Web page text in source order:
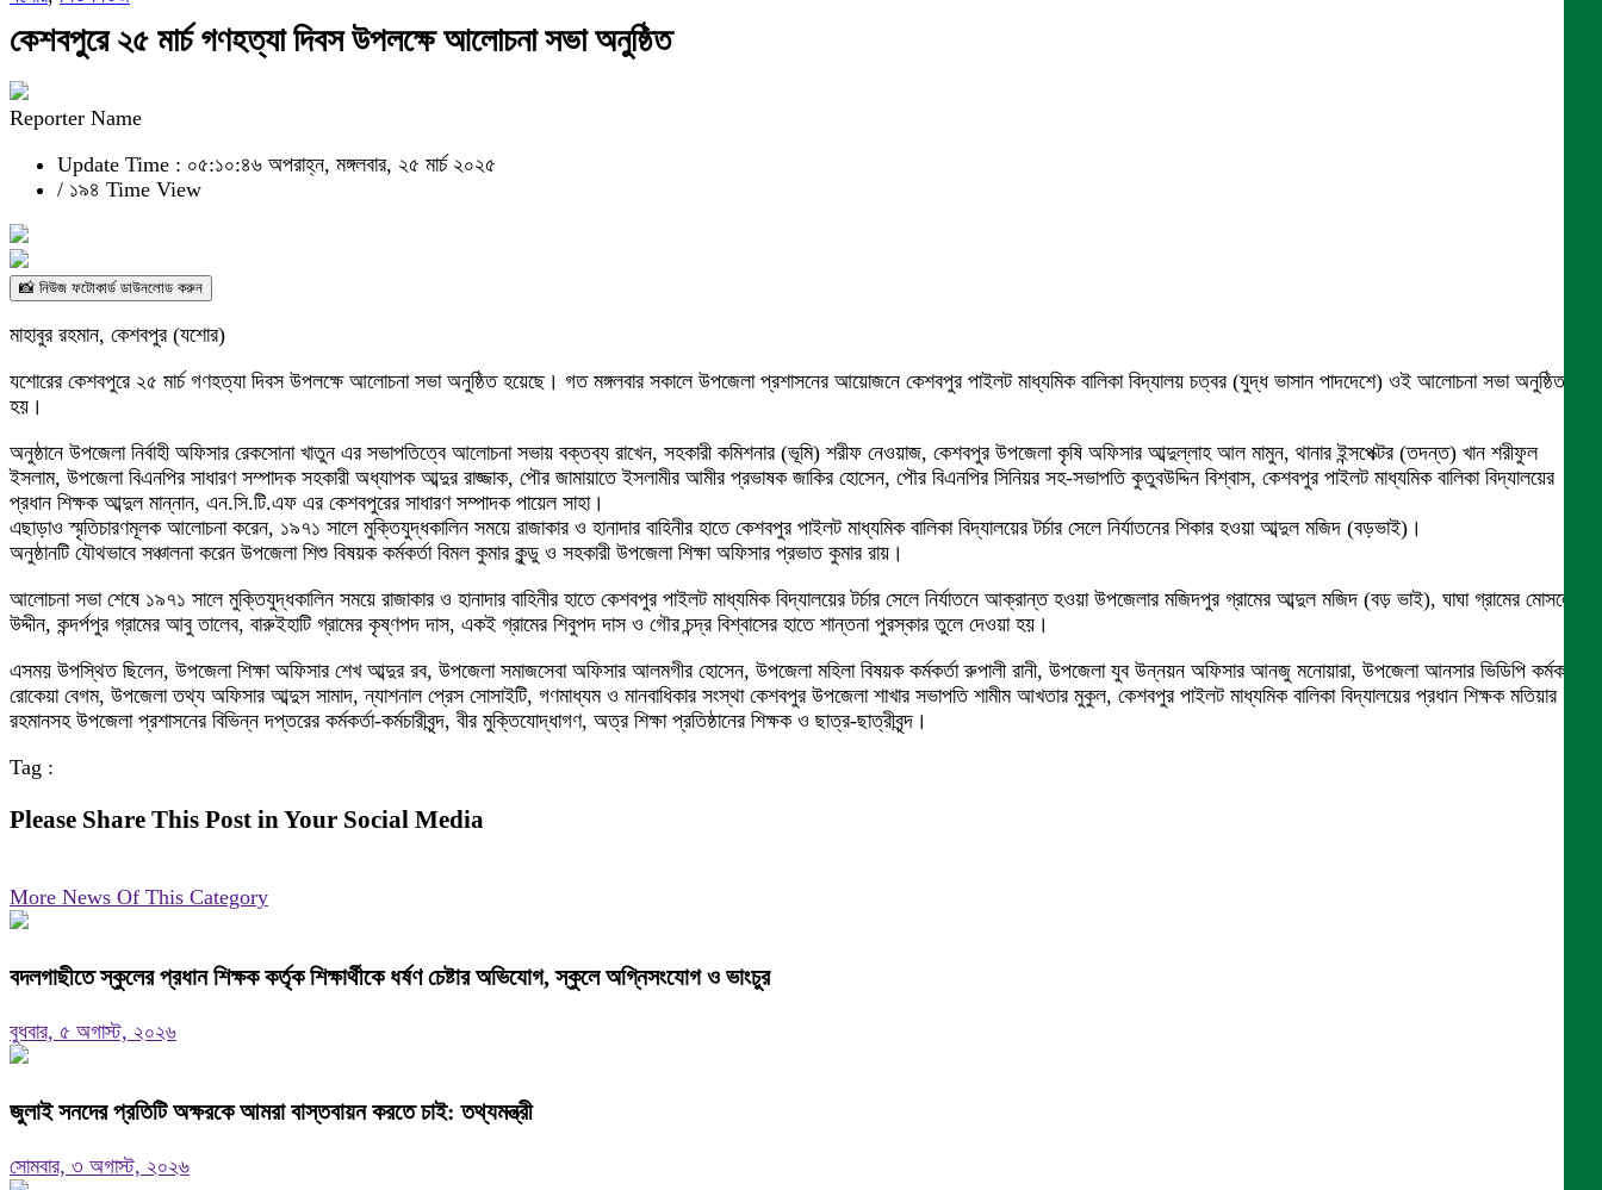
কেশবপুরে ২৫ মার্চ গণহত্যা দিবস উপলক্ষে আলোচনা সভা অনুষ্ঠিত
Reporter Name
Update Time : ০৫:১০:৪৬ অপরাহ্ন, মঙ্গলবার, ২৫ মার্চ ২০২৫
/ ১৯৪ Time View
📸 নিউজ ফটোকার্ড ডাউনলোড করুন
মাহাবুর রহমান, কেশবপুর (যশোর)
যশোরের কেশবপুরে ২৫ মার্চ গণহত্যা দিবস উপলক্ষে আলোচনা সভা অনুষ্ঠিত হয়েছে। গত মঙ্গলবার সকালে উপজেলা প্রশাসনের আয়োজনে কেশবপুর পাইলট মাধ্যমিক বালিকা বিদ্যালয় চত্বর (যুদ্ধ ভাসান পাদদেশে) ওই আলোচনা সভা অনুষ্ঠিত
হয়।
অনুষ্ঠানে উপজেলা নির্বাহী অফিসার রেকসোনা খাতুন এর সভাপতিত্বে আলোচনা সভায় বক্তব্য রাখেন, সহকারী কমিশনার (ভূমি) শরীফ নেওয়াজ, কেশবপুর উপজেলা কৃষি অফিসার আব্দুল্লাহ আল মামুন, থানার ইন্সপেক্টর (তদন্ত) খান শরীফুল
ইসলাম, উপজেলা বিএনপির সাধারণ সম্পাদক সহকারী অধ্যাপক আব্দুর রাজ্জাক, পৌর জামায়াতে ইসলামীর আমীর প্রভাষক জাকির হোসেন, পৌর বিএনপির সিনিয়র সহ-সভাপতি কুতুবউদ্দিন বিশ্বাস, কেশবপুর পাইলট মাধ্যমিক বালিকা বিদ্যালয়ের
প্রধান শিক্ষক আব্দুল মান্নান, এন.সি.টি.এফ এর কেশবপুরের সাধারণ সম্পাদক পায়েল সাহা।
এছাড়াও স্মৃতিচারণমূলক আলোচনা করেন, ১৯৭১ সালে মুক্তিযুদ্ধকালিন সময়ে রাজাকার ও হানাদার বাহিনীর হাতে কেশবপুর পাইলট মাধ্যমিক বালিকা বিদ্যালয়ের টর্চার সেলে নির্যাতনের শিকার হওয়া আব্দুল মজিদ (বড়ভাই)।
অনুষ্ঠানটি যৌথভাবে সঞ্চালনা করেন উপজেলা শিশু বিষয়ক কর্মকর্তা বিমল কুমার কুন্ডু ও সহকারী উপজেলা শিক্ষা অফিসার প্রভাত কুমার রায়।
আলোচনা সভা শেষে ১৯৭১ সালে মুক্তিযুদ্ধকালিন সময়ে রাজাকার ও হানাদার বাহিনীর হাতে কেশবপুর পাইলট মাধ্যমিক বিদ্যালয়ের টর্চার সেলে নির্যাতনে আক্রান্ত হওয়া উপজেলার মজিদপুর গ্রামের আব্দুল মজিদ (বড় ভাই), ঘাঘা গ্রামের মোসলেম
উদ্দীন, কন্দর্পপুর গ্রামের আবু তালেব, বারুইহাটি গ্রামের কৃষ্ণপদ দাস, একই গ্রামের শিবুপদ দাস ও গৌর চন্দ্র বিশ্বাসের হাতে শান্তনা পুরস্কার তুলে দেওয়া হয়।
এসময় উপস্থিত ছিলেন, উপজেলা শিক্ষা অফিসার শেখ আব্দুর রব, উপজেলা সমাজসেবা অফিসার আলমগীর হোসেন, উপজেলা মহিলা বিষয়ক কর্মকর্তা রুপালী রানী, উপজেলা যুব উন্নয়ন অফিসার আনজু মনোয়ারা, উপজেলা আনসার ভিডিপি কর্মকর্তা
রোকেয়া বেগম, উপজেলা তথ্য অফিসার আব্দুস সামাদ, ন্যাশনাল প্রেস সোসাইটি, গণমাধ্যম ও মানবাধিকার সংস্থা কেশবপুর উপজেলা শাখার সভাপতি শামীম আখতার মুকুল, কেশবপুর পাইলট মাধ্যমিক বালিকা বিদ্যালয়ের প্রধান শিক্ষক মতিয়ার
রহমানসহ উপজেলা প্রশাসনের বিভিন্ন দপ্তরের কর্মকর্তা-কর্মচারীবৃন্দ, বীর মুক্তিযোদ্ধাগণ, অত্র শিক্ষা প্রতিষ্ঠানের শিক্ষক ও ছাত্র-ছাত্রীবৃন্দ।
Tag :
Please Share This Post in Your Social Media
More News Of This Category
বদলগাছীতে স্কুলের প্রধান শিক্ষক কর্তৃক শিক্ষার্থীকে ধর্ষণ চেষ্টার অভিযোগ, স্কুলে অগ্নিসংযোগ ও ভাংচুর
বুধবার, ৫ অগাস্ট, ২০২৬
জুলাই সনদের প্রতিটি অক্ষরকে আমরা বাস্তবায়ন করতে চাই: তথ্যমন্ত্রী
সোমবার, ৩ অগাস্ট, ২০২৬